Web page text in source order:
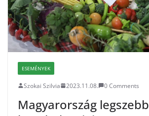
ESEMÉNYEK
Szokai Szilvia 2023.11.08. 0 Comments
Magyarország legszebb